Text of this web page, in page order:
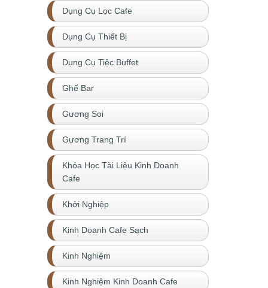
Dụng Cụ Lọc Cafe
Dụng Cụ Thiết Bị
Dụng Cụ Tiệc Buffet
Ghế Bar
Gương Soi
Gương Trang Trí
Khóa Học Tài Liệu Kinh Doanh
Cafe
Khởi Nghiệp
Kinh Doanh Cafe Sạch
Kinh Nghiệm
Kinh Nghiệm Kinh Doanh Cafe